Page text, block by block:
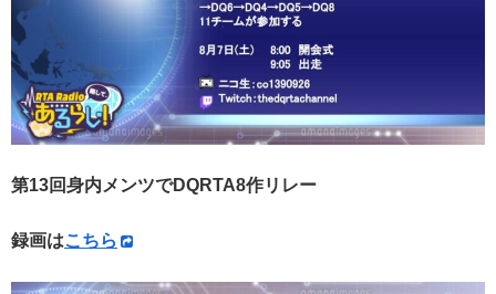
第13回身内メンツでDQRTA8作リレー
録画はこちら